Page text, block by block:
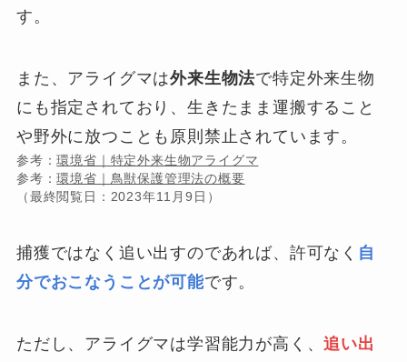
す。
また、アライグマは外来生物法で特定外来生物
にも指定されており、生きたまま運搬すること
や野外に放つことも原則禁止されています。
参考：環境省｜特定外来生物アライグマ
参考：環境省｜鳥獣保護管理法の概要
（最終閲覧日：2023年11月9日）
捕獲ではなく追い出すのであれば、許可なく 自
分でおこなうことが可能です。
ただし、アライグマは学習能力が高く、追い出